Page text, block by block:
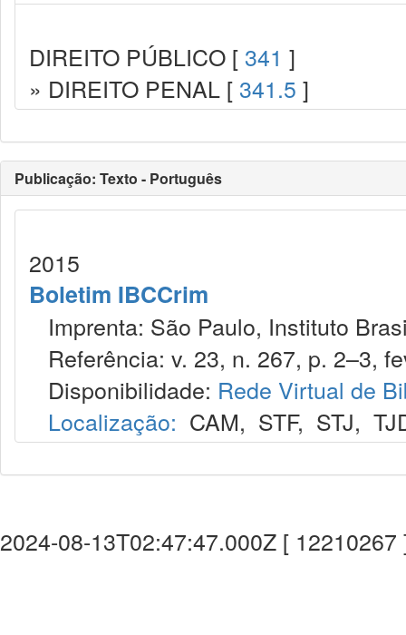
DIREITO PÚBLICO [ 341 ]
» DIREITO PENAL [ 341.5 ]
Publicação: Texto - Português
2015
Boletim IBCCrim
Imprenta: São Paulo, Instituto
Referência: v. 23, n. 267, p. 2–3,
Disponibilidade: Rede Virtual de
Localização: CAM, STF, STJ,
2024-08-13T02:47:47.000Z [ 12210267